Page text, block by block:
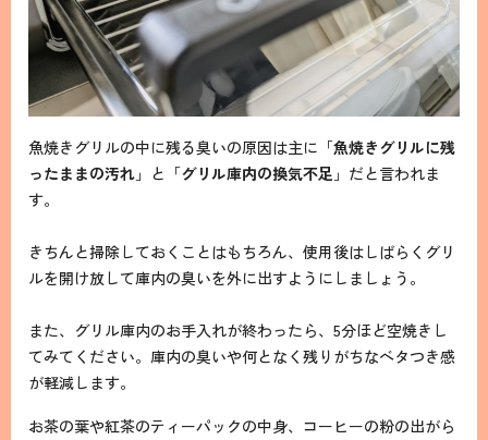
魚焼きグリルの中に残る臭いの原因は主に「魚焼きグリルに残
ったままの汚れ 」と「グリル庫内の換気不足 」だと言われま
す。
きちんと掃除しておくことはもちろん、使用後はしばらくグリ
ルを開け放して庫内の臭いを外に出すようにしましょう。
また、グリル庫内のお手入れが終わったら、5分ほど空焼きし
てみてください。庫内の臭いや何となく残りがちなベタつき感
が軽減します。
お茶の葉や紅茶のティーパックの中身、コーヒーの粉の出がら